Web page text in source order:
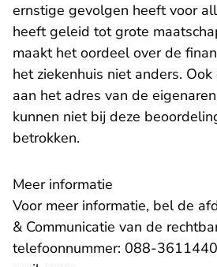
ernstige gevolgen heeft voor
heeft geleid tot grote
maakt het oordeel over de
het ziekenhuis niet anders.
aan het adres van de
kunnen niet bij deze
betrokken.
Meer informatie
Voor meer informatie, bel de
& Communicatie van de
telefoonnummer: 088-